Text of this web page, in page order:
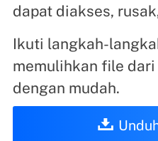
dapat diakses,
Ikuti langkah-
memulihkan file
dengan mudah.